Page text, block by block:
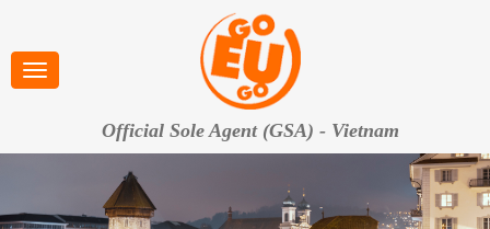
Official Sole Agent (GSA) - Vietnam